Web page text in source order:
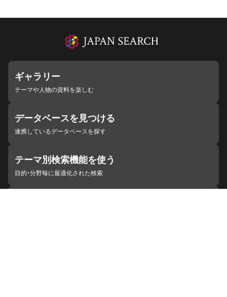
ギャラリー
テーマや人物の資料を楽しむ
データベースを見つける
連携しているデータベースを探す
テーマ別検索機能を使う
目的・分野毎に最適化された検索